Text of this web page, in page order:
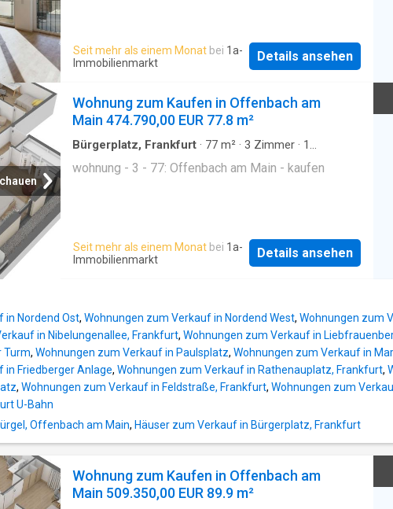
Seit mehr als einem Monat bei 1a-
Immobilienmarkt
Details ansehen
Wohnung zum Kaufen in Offenbach am
Main 474.790,00 EUR 77.8 m²
Bürgerplatz, Frankfurt · 77 m² · 3 Zimmer · 1
Etagenwohnung
wohnung - 3 - 77: Offenbach am Main - kaufen
Seit mehr als einem Monat bei 1a-
Immobilienmarkt
Details ansehen
in Nordend Ost, Wohnungen zum Verkauf in Nordend West, Wohnungen zum
in Nibelungenallee, Frankfurt, Wohnungen zum Verkauf in
Turm, Wohnungen zum Verkauf in Paulsplatz, Wohnungen zum Verkauf in
in Friedberger Anlage, Wohnungen zum Verkauf in Rathenauplatz, Frankfurt,
, Wohnungen zum Verkauf in Feldstraße, Frankfurt, Wohnungen zum
U-Bahn
Offenbach am Main, Häuser zum Verkauf in Bürgerplatz, Frankfurt
Wohnung zum Kaufen in Offenbach am
Main 509.350,00 EUR 89.9 m²